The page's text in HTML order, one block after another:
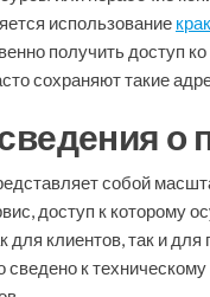
использование
получить доступ
сохраняют такие
о
собой
доступ к которому
для клиентов, так и
сведено к